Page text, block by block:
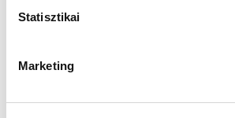
Statisztikai
Marketing